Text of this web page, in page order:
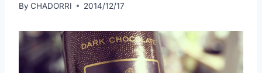
By CHADORRI 2014/12/17